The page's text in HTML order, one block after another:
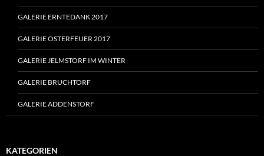
GALERIE ERNTEDANK 2017
GALERIE OSTERFEUER 2017
GALERIE JELMSTORF IM WINTER
GALERIE BRUCHTORF
GALERIE ADDENSTORF
KATEGORIEN